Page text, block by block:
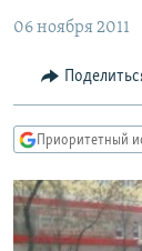
Вернутся
Вернутся
поиску
МНЕНИЯ
КУЛЬТУРА
06 ноября 2011
Приоритетный